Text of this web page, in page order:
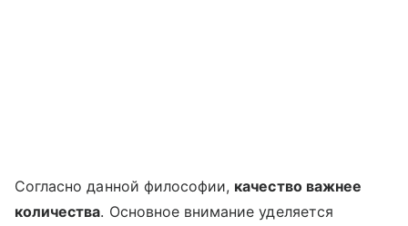
Согласно данной философии, качество важнее
количества. Основное внимание уделяется